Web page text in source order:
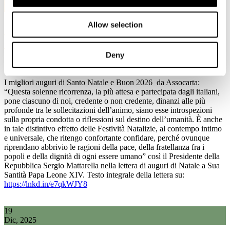
Allow selection
Deny
Dic, 2025
I migliori auguri di Santo Natale e Buon
2026 da Assocarta
I migliori auguri di Santo Natale e Buon 2026 da Assocarta:
“Questa solenne ricorrenza, la più attesa e partecipata dagli italiani,
pone ciascuno di noi, credente o non credente, dinanzi alle più
profonde tra le sollecitazioni dell’animo, siano esse introspezioni
sulla propria condotta o riflessioni sul destino dell’umanità. È anche
in tale distintivo effetto delle Festività Natalizie, al contempo intimo
e universale, che ritengo confortante confidare, perché ovunque
riprendano abbrivio le ragioni della pace, della fratellanza fra i
popoli e della dignità di ogni essere umano” così il Presidente della
Repubblica Sergio Mattarella nella lettera di auguri di Natale a Sua
Santità Papa Leone XIV. Testo integrale della lettera su:
https://lnkd.in/e7qkWJY8
19
Dic, 2025